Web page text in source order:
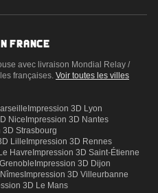
FRANCE
avec livraison Mondial Relay /
françaises. Voir toutes les villes
Impression 3D Lyon
Nice Impression 3D Nantes
3D Strasbourg
Lille Impression 3D Rennes
Le Havre Impression 3D Saint-Étienne
Grenoble Impression 3D Dijon
Nîmes Impression 3D Villeurbanne
3D Le Mans